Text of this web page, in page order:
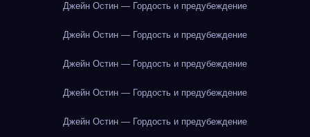
Джейн Остин — Гордость и предубеждение
Джейн Остин — Гордость и предубеждение
Джейн Остин — Гордость и предубеждение
Джейн Остин — Гордость и предубеждение
Джейн Остин — Гордость и предубеждение